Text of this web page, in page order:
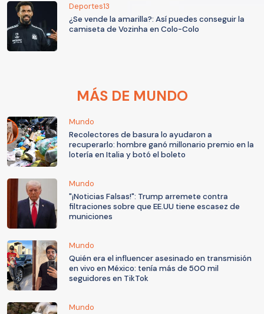
Deportes13
¿Se vende la amarilla?: Así puedes conseguir la
camiseta de Vozinha en Colo-Colo
MÁS DE MUNDO
Mundo
Recolectores de basura lo ayudaron a
recuperarlo: hombre ganó millonario premio en la
lotería en Italia y botó el boleto
Mundo
"¡Noticias Falsas!": Trump arremete contra
filtraciones sobre que EE.UU tiene escasez de
municiones
Mundo
Quién era el influencer asesinado en transmisión
en vivo en México: tenía más de 500 mil
seguidores en TikTok
Mundo